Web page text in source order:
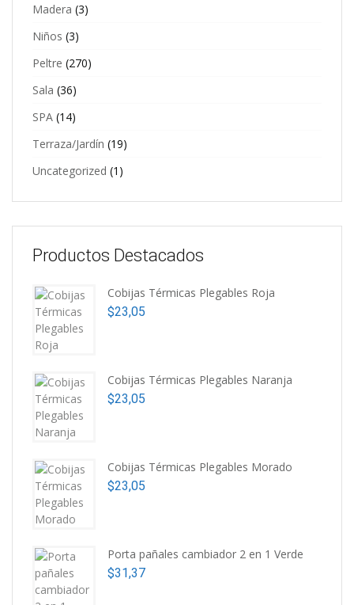
Madera (3)
Niños (3)
Peltre (270)
Sala (36)
SPA (14)
Terraza/Jardín (19)
Uncategorized (1)
Productos Destacados
Cobijas Térmicas Plegables Roja
$23,05
Cobijas Térmicas Plegables Naranja
$23,05
Cobijas Térmicas Plegables Morado
$23,05
Porta pañales cambiador 2 en 1 Verde
$31,37